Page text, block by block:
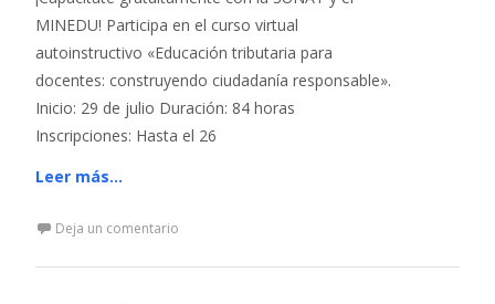
MINEDU! Participa en el curso virtual
autoinstructivo «Educación tributaria para
docentes: construyendo ciudadanía responsable».
Inicio: 29 de julio Duración: 84 horas
Inscripciones: Hasta el 26
Leer más…
Deja un comentario